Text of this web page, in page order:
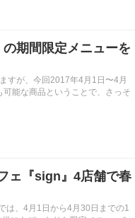
期間限定メニューを
すが、今回2017年4月1日〜4月
能な商品ということで、さっそ
ェ『sign』4店舗で春
は、4月1日から4月30日までの1